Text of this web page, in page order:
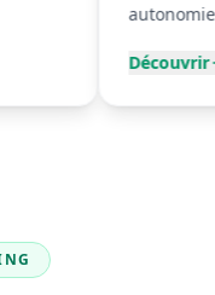
autonomie.
Découvrir